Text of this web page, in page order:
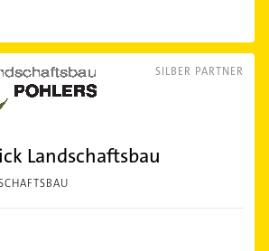
SILBER PARTNER
Landschaftsbau